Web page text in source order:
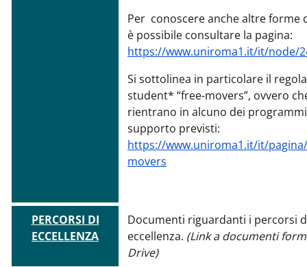
Per conoscere anche altre forme
è possibile consultare la pagina:
https://www.uniroma1.it/it/node/
Si sottolinea in particolare il
student* “free-movers”, ovvero
rientrano in alcuno dei
supporto previsti:
https://www.uniroma1.it/it/
movers
PERCORSI DI
ECCELLENZA
Documenti riguardanti i percorsi
eccellenza. (Link a documenti
Drive)